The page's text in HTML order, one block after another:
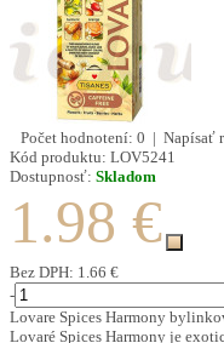
Počet hodnotení: 0 | Napísať
Kód produktu: LOV5241
Dostupnosť: Skladom
1.98 €
Bez DPH: 1.66 €
-
Lovare Spices Harmony
Lovaré Spices Harmony je